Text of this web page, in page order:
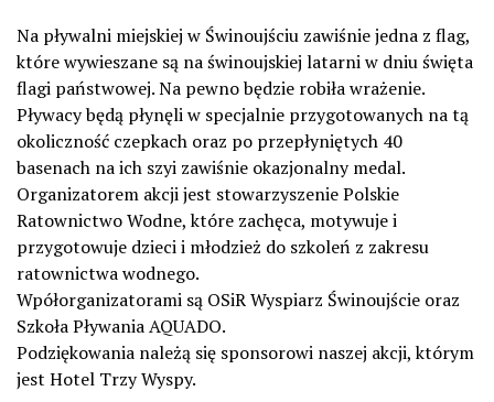
Na pływalni miejskiej w Świnoujściu zawiśnie jedna z flag,
które wywieszane są na świnoujskiej latarni w dniu święta
flagi państwowej. Na pewno będzie robiła wrażenie.
Pływacy będą płynęli w specjalnie przygotowanych na tą
okoliczność czepkach oraz po przepłyniętych 40
basenach na ich szyi zawiśnie okazjonalny medal.
Organizatorem akcji jest stowarzyszenie Polskie
Ratownictwo Wodne, które zachęca, motywuje i
przygotowuje dzieci i młodzież do szkoleń z zakresu
ratownictwa wodnego.
Wpółorganizatorami są OSiR Wyspiarz Świnoujście oraz
Szkoła Pływania AQUADO.
Podziękowania należą się sponsorowi naszej akcji, którym
jest Hotel Trzy Wyspy.